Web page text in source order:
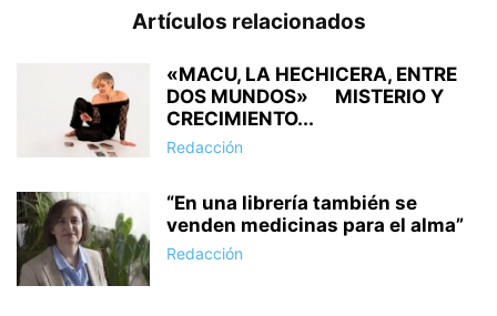
Artículos relacionados
«MACU, LA HECHICERA, ENTRE
DOS MUNDOS» MISTERIO Y
CRECIMIENTO...
Redacción
“En una librería también se
venden medicinas para el alma”
Redacción